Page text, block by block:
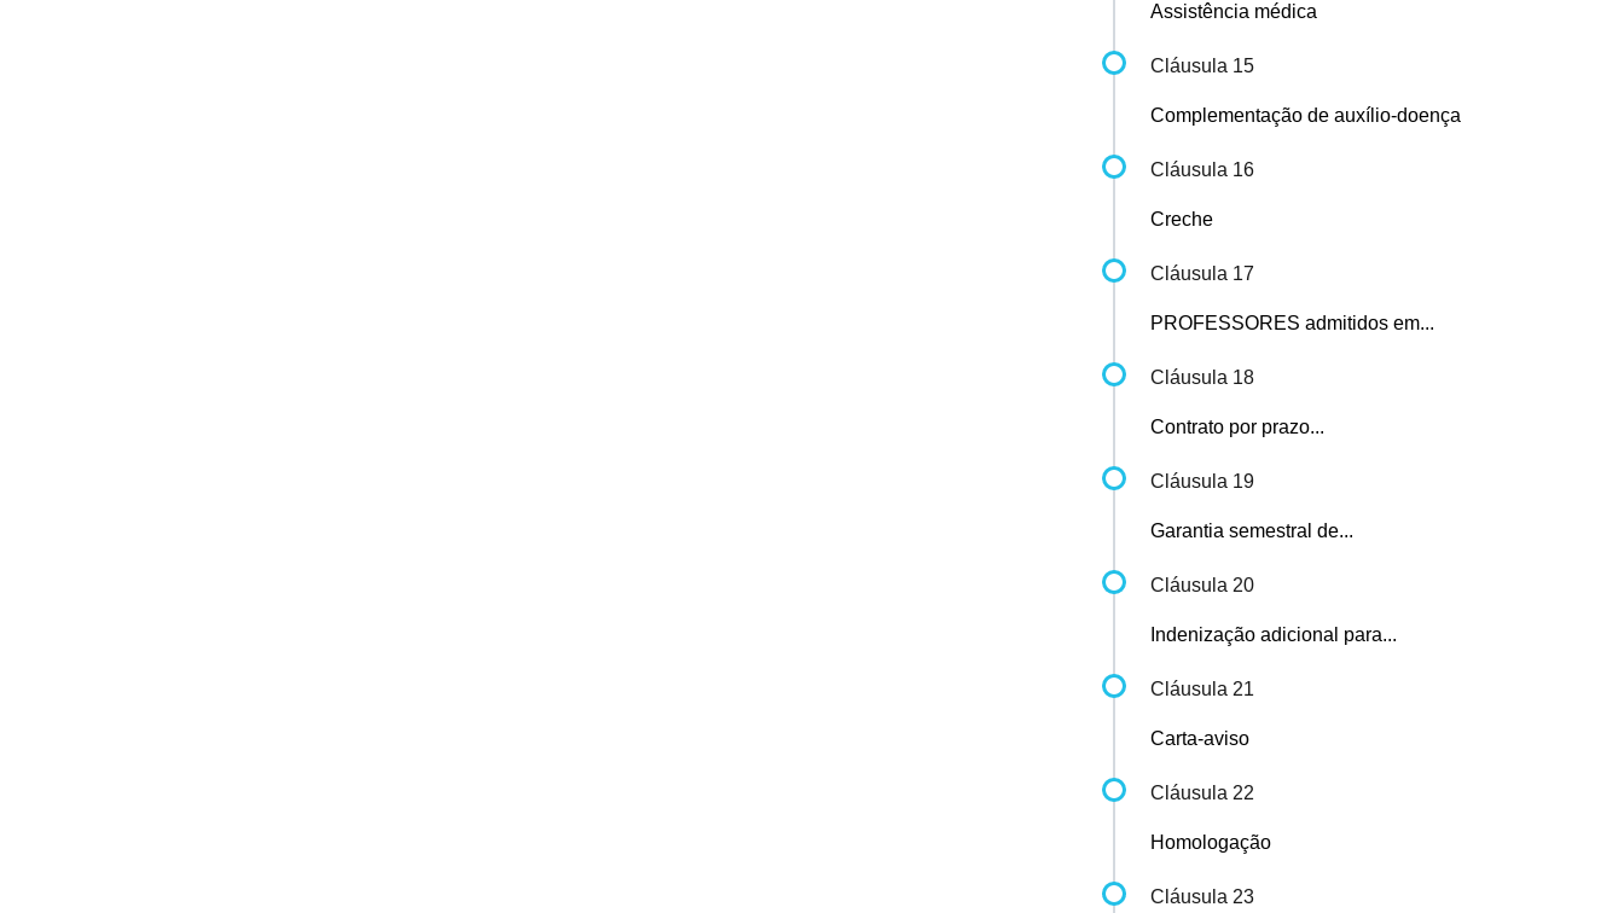
Assistência médica
Cláusula 15
Complementação de auxílio-doença
Cláusula 16
Creche
Cláusula 17
PROFESSORES admitidos em...
Cláusula 18
Contrato por prazo...
Cláusula 19
Garantia semestral de...
Cláusula 20
Indenização adicional para...
Cláusula 21
Carta-aviso
Cláusula 22
Homologação
Cláusula 23